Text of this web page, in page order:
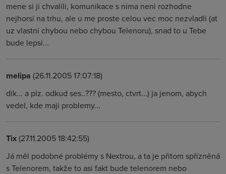
mene si ji chvalili, komunikace s nima neni rozhodne
nejhorsi na trhu, ale u me proste celou vec moc nezvladli (at
uz vlastni chybou nebo chybou Telenoru), snad to u Tebe
bude lepsi...
melipa (26.11.2005 17:07:18)
dik... a plz. odkud ses..??? (mesto, ctvrt...) ja jenom, abych
vedel, kde maji problemy...
Tix(27.11.2005 18:42:55)
Já měl podobné problémy s Nextrou, a ta je přitom spřízněná
s Telenorem, takže to asi fakt bude telenorem nebo